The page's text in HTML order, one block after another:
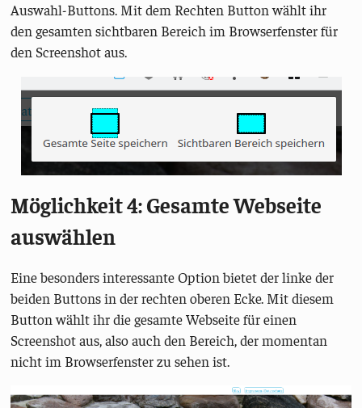
Auswahl-Buttons. Mit dem Rechten Button wählt ihr
den gesamten sichtbaren Bereich im Browserfenster für
den Screenshot aus.
Möglichkeit 4: Gesamte Webseite
auswählen
Eine besonders interessante Option bietet der linke der
beiden Buttons in der rechten oberen Ecke. Mit diesem
Button wählt ihr die gesamte Webseite für einen
Screenshot aus, also auch den Bereich, der momentan
nicht im Browserfenster zu sehen ist.